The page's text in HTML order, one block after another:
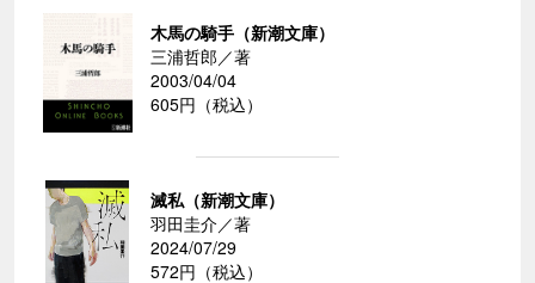
木馬の騎手（新潮文庫）
三浦哲郎／著
2003/04/04
605円（税込）
滅私（新潮文庫）
羽田圭介／著
2024/07/29
572円（税込）